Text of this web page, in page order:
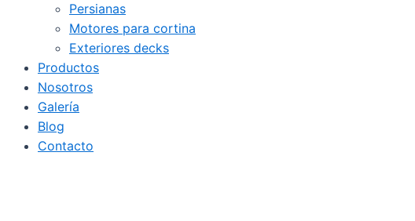
Persianas
Motores para cortina
Exteriores decks
Productos
Nosotros
Galería
Blog
Contacto